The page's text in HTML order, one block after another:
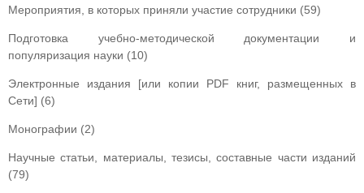
Мероприятия, в которых приняли участие сотрудники (59)
Подготовка учебно-методической документации и
популяризация науки (10)
Электронные издания [или копии PDF книг, размещенных в
Сети] (6)
Монографии (2)
Научные статьи, материалы, тезисы, составные части изданий
(79)